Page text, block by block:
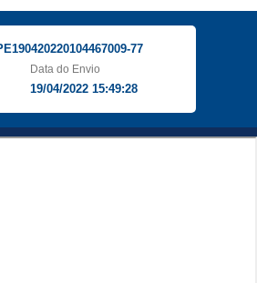
77
Data do Envio
19/04/2022 15:49:28